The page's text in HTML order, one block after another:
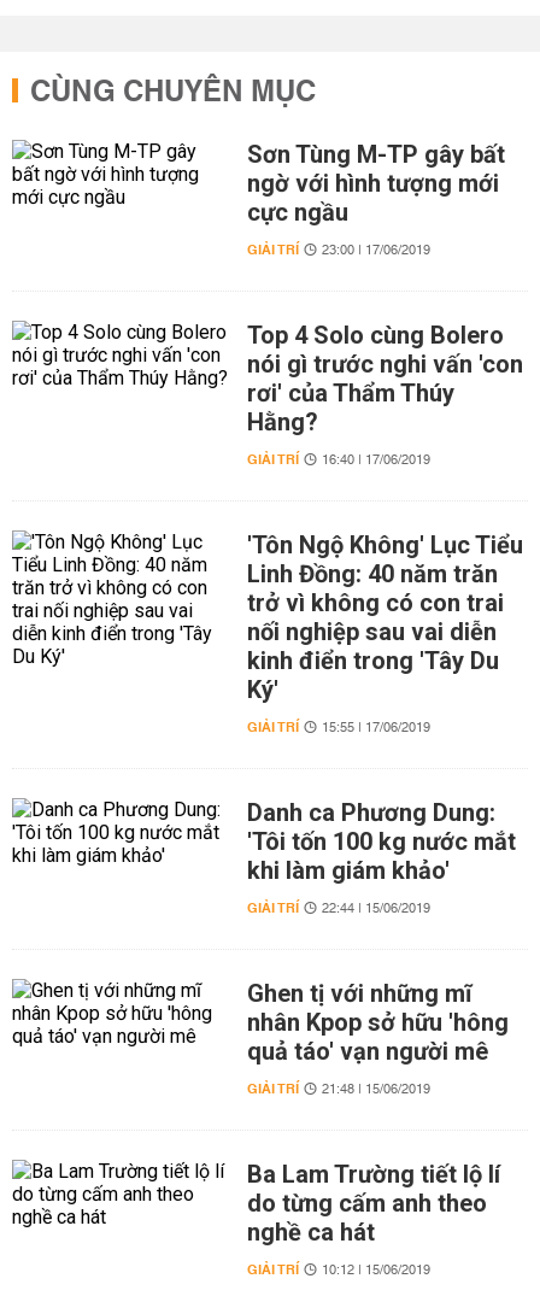
CÙNG CHUYÊN MỤC
Sơn Tùng M-TP gây bất
ngờ với hình tượng mới
cực ngầu
GIẢI TRÍ 23:00 | 17/06/2019
Top 4 Solo cùng Bolero
nói gì trước nghi vấn 'con
rơi' của Thẩm Thúy
Hằng?
GIẢI TRÍ 16:40 | 17/06/2019
'Tôn Ngộ Không' Lục Tiểu
Linh Đồng: 40 năm trăn
trở vì không có con trai
nối nghiệp sau vai diễn
kinh điển trong 'Tây Du
Ký'
GIẢI TRÍ 15:55 | 17/06/2019
Danh ca Phương Dung:
'Tôi tốn 100 kg nước mắt
khi làm giám khảo'
GIẢI TRÍ 22:44 | 15/06/2019
Ghen tị với những mĩ
nhân Kpop sở hữu 'hông
quả táo' vạn người mê
GIẢI TRÍ 21:48 | 15/06/2019
Ba Lam Trường tiết lộ lí
do từng cấm anh theo
nghề ca hát
GIẢI TRÍ 10:12 | 15/06/2019